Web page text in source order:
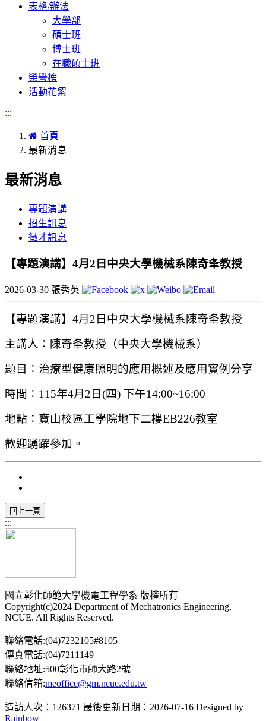
表格/辦法
大學部
碩士班
博士班
在職碩士班
榮譽榜
活動花絮
:::
首頁
最新消息
最新消息
專題演講
招生訊息
徵才訊息
【專題演講】4月2日中央大學機械系陳奇夆教授
2026-03-30 張秀英
【專題演講】 4月2日 中央大學機械系陳奇夆教授
主講人： 陳奇夆教授 （中央大學機械系）
題目： 治療型健康照明的應用概述及應用實例分享
時間： 115年4月2日 (四) 下午14:00~16:00
地點：寶山校區工學院地下二樓EB226教室
歡迎踴躍參加。
:::
國立彰化師範大學機電工程學系 版權所有
Copyright(c)2024 Department of Mechatronics Engineering,
NCUE. All Rights Reserved.
聯絡電話:(04)7232105#8105
傳真電話:(04)7211149
聯絡地址:500彰化市師大路2號
聯絡信箱:meoffice@gm.ncue.edu.tw
造訪人次：126371 最後更新日期：2026-07-16 Designed by
Rainbow